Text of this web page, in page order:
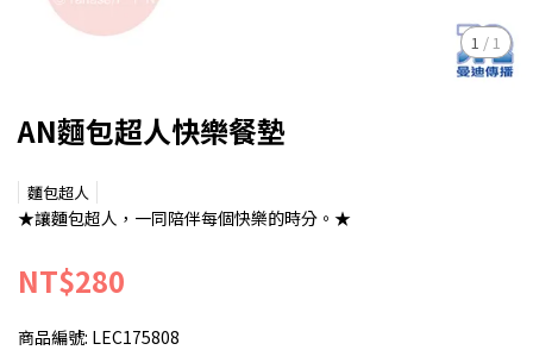
1 / 1
AN麵包超人快樂餐墊
麵包超人
★讓麵包超人，一同陪伴每個快樂的時分。★
NT$280
商品編號: LEC175808